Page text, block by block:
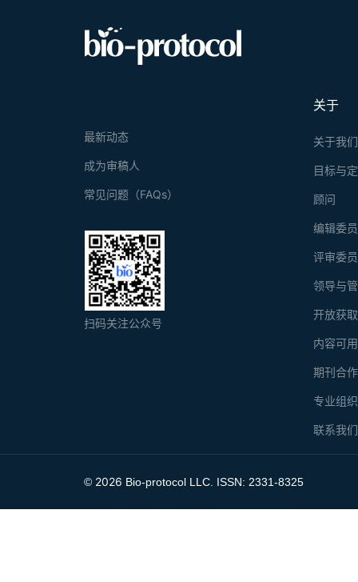
关于
关于我们
目标与
顾问
编辑委
评审委
领导与
开放获
内容可
期刊合
专业组
联系我们
最新动态
成为审稿人
常见问题（FAQs）
扫码关注公众号
© 2026 Bio-protocol LLC. ISSN: 2331-8325